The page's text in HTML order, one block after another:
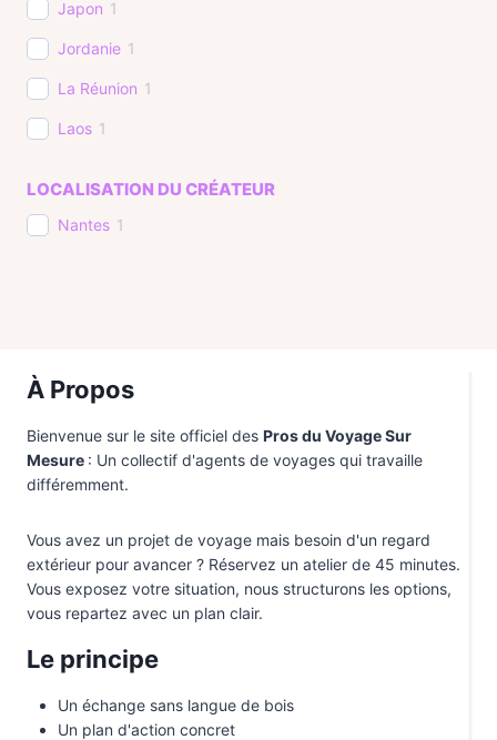
Japon 1
Jordanie 1
La Réunion 1
Laos 1
Namibie
Oman 1
Portugal 1
Singapour 1
Sri Lanka 1
Thaïlande
LOCALISATION DU CRÉATEUR
Nantes 1
À Propos
Bienvenue sur le site officiel des Pros du Voyage Sur
Mesure : Un collectif d'agents de voyages qui travaille
différemment.
Vous avez un projet de voyage mais besoin d'un regard
extérieur pour avancer ? Réservez un atelier de 45 minutes.
Vous exposez votre situation, nous structurons les options,
vous repartez avec un plan clair.
Le principe
Un échange sans langue de bois
Un plan d'action concret